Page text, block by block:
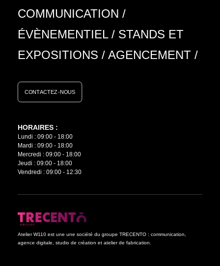
COMMUNICATION /
ÉVÈNEMENTIEL/ STANDS ET
EXPOSITIONS / AGENCEMENT /
CONTACTEZ-NOUS
HORAIRES :
Lundi : 09:00 - 18:00
Mardi : 09:00 - 18:00
Mercredi : 09:00 - 18:00
Jeudi : 09:00 - 18:00
Vendredi : 09:00 - 12:30
Atelier W110 est une une société du groupe TRECENTO : communication,
agence digitale, studio de création et atelier de fabrication.